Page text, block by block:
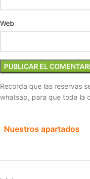
Web
Recorda que las reservas
whatsap, para que toda la
Nuestros apartados